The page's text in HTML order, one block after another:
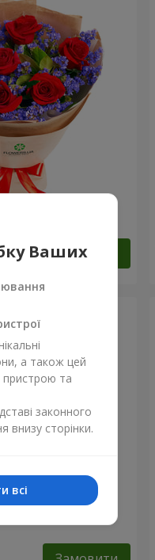
Замовити
Ваших
а також цей
пристрою та
законного
внизу сторінки.
всі